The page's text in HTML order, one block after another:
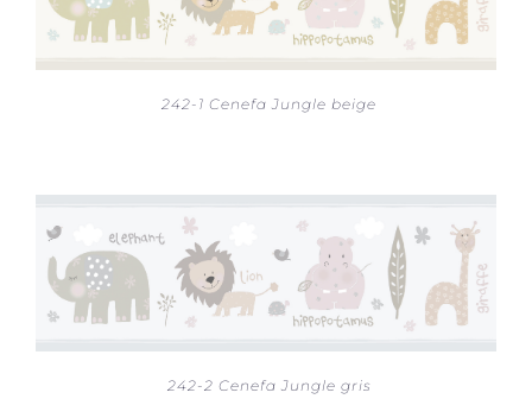
242-1 Cenefa Jungle beige
242-2 Cenefa Jungle gris